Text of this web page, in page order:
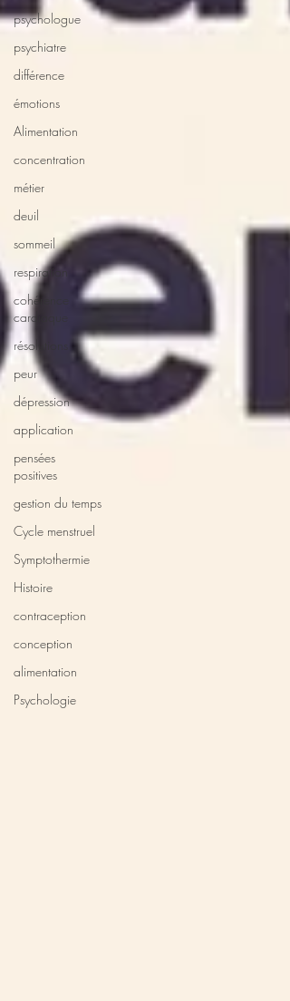
psychologue
psychiatre
différence
émotions
Alimentation
concentration
métier
deuil
sommeil
respiration
cohérence
cardiaque
résolutions
peur
dépression
application
pensées
positives
gestion du temps
Cycle menstruel
Symptothermie
Histoire
contraception
conception
alimentation
Psychologie